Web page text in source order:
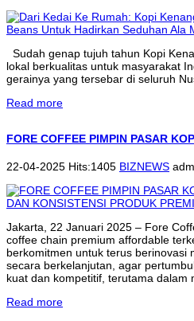
Sudah genap tujuh tahun Kopi
lokal berkualitas untuk masyarakat
gerainya yang tersebar di seluruh
Read more
FORE COFFEE PIMPIN PASAR
22-04-2025 Hits:1405 BIZNEWS
Jakarta, 22 Januari 2025 – Fore
coffee chain premium affordable
berkomitmen untuk terus berinovasi
secara berkelanjutan, agar
kuat dan kompetitif, terutama dalam
Read more